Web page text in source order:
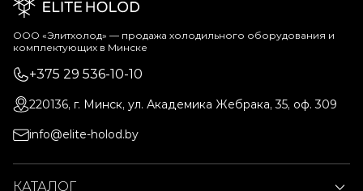
ООО «Элитхолод» ― продажа холодильного оборудования и
комплектующих в Минске
+375 29 536-10-10
220136, г. Минск, ул. Академика Жебрака, 35, оф. 309
info@elite-holod.by
КАТАЛОГ